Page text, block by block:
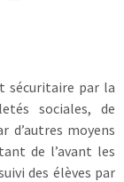
sécuritaire par la
sociales, de
d’autres moyens
de l’avant les
des élèves par